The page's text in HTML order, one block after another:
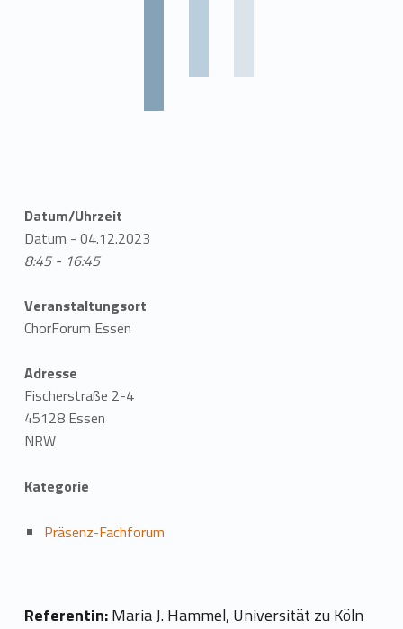
Datum/Uhrzeit
Datum - 04.12.2023
8:45 - 16:45
Veranstaltungsort
ChorForum Essen
Adresse
Fischerstraße 2-4
45128 Essen
NRW
Kategorie
Präsenz-Fachforum
Referentin:Maria J. Hammel, Universität zu Köln